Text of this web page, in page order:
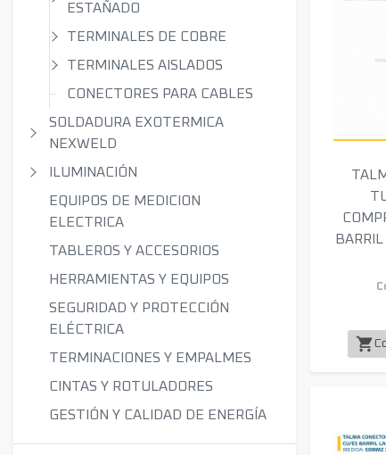
ESTAÑADO
TERMINALES DE COBRE
TERMINALES AISLADOS
CONECTORES PARA CABLES
SOLDADURA EXOTERMICA
NEXWELD
ILUMINACIÓN
EQUIPOS DE MEDICION
ELECTRICA
TABLEROS Y ACCESORIOS
HERRAMIENTAS Y EQUIPOS
SEGURIDAD Y PROTECCIÓN
ELÉCTRICA
TERMINACIONES Y EMPALMES
CINTAS Y ROTULADORES
GESTIÓN Y CALIDAD DE ENERGÍA
shopping_cart